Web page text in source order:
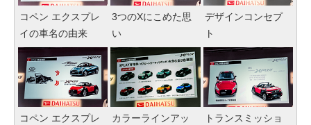
コペン エクスプレ
イの車名の由来
3つのXにこめた思
い
デザインコンセプ
ト
コペン エクスプレ
カラーラインアッ
トランスミッショ